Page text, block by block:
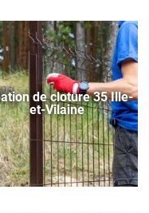
de cloture 35 Ille-
et-Vilaine